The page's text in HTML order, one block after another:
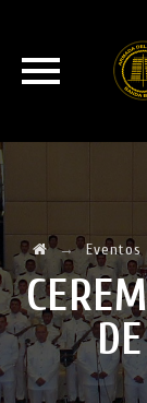
→Eventos